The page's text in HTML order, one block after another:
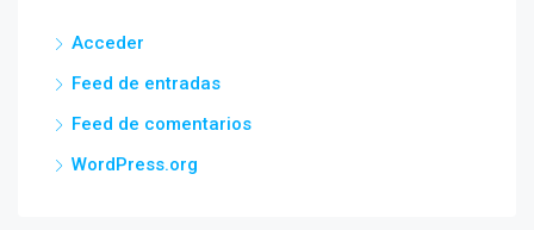
Acceder
Feed de entradas
Feed de comentarios
WordPress.org